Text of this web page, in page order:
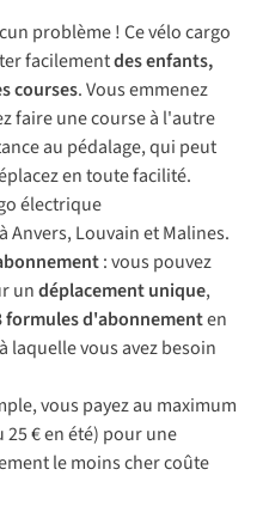
problème ! Ce vélo cargo
facilementdesenfants,
courses. Vous emmenez
faire une course à l'autre
au pédalage, qui peut
en toute facilité.
électrique
Anvers, Louvain et Malines.
: vous pouvez
undéplacement unique,
formules d'abonnementen
laquelle vous avez besoin
vous payez au maximum
25 € en été) pour une
le moins cher coûte